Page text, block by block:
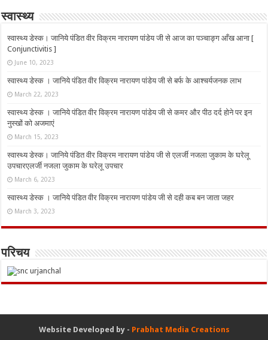
स्वास्थ्य
स्वास्थ्य डेस्क। जानिये पंडित वीर विक्रम नारायण पांडेय जी से आज का पञ्चाङ्ग आँख आना [
Conjunctivitis ]
June 10, 2023
स्वास्थ्य डेस्क । जानिये पंडित वीर विक्रम नारायण पांडेय जी से बर्फ के आश्चर्यजनक लाभ
March 22, 2023
स्वास्थ्य डेस्क । जानिये पंडित वीर विक्रम नारायण पांडेय जी से कमर और पीठ दर्द होने पर इन
नुस्‍खों को अजमाएं
March 15, 2023
स्वास्थ्य डेस्क। जानिये पंडित वीर विक्रम नारायण पांडेय जी से एलर्जी नजला जुकाम के घरेलू
उपचारएलर्जी नजला जुकाम के घरेलू उपचार
March 6, 2023
स्वास्थ्य डेस्क । जानिये पंडित वीर विक्रम नारायण पांडेय जी से दही कब बन जाता जहर
March 3, 2023
परिचय
Website Developed by - Prabhat Media Creations